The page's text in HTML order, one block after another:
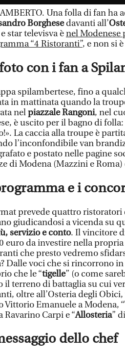
Una folla di fan ha
Borghesedavanti all’
star televisva ènel Modenese
“4 Ristoranti”, e non si
con i fan a
spilambertese, fino a
in mattinata quando la
nelpiazzale Rangoni, nel
è uscito per il bagno di
La caccia alla troupe è
l’inconfondibile van
e postato nelle pagine
di Modena (Mazzini e Roma)
e i
prevede quattro ristoratori
giudicandosi a vicenda su
servizio e conto. Il vincitore
euro da investire nella
che presto vedremo
Dalle voci che si rincorrono
che le “tigelle” (o come
il terreno di battaglia su cui
oltre all’Osteria degli
Vittorio Emanuele a Modena, “
Ravarino Carpi e “Allosteria”
dello chef